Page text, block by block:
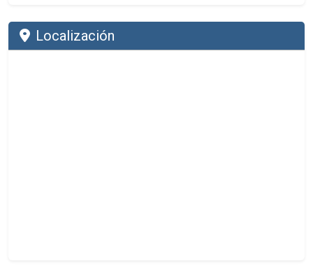
Localización